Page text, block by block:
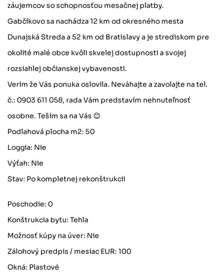
záujemcov so schopnosťou mesačnej platby.
Gabčíkovo sa nachádza 12 km od okresného mesta
Dunajská Streda a 52 km od Bratislavy a je strediskom pre
okolité malé obce kvôli skvelej dostupnosti a svojej
rozsiahlej občianskej vybavenosti.
Verím že Vás ponuka oslovila. Neváhajte a zavolajte na tel.
č.: 0903 611 058, rada Vám predstavím nehnuteľnosť
osobne. Teším sa na Vás 😊
Podlahová plocha m2: 50
Loggia: Nie
Výťah: Nie
Stav: Po kompletnej rekonštrukcii
Poschodie: 0
Konštrukcia bytu: Tehla
Možnosť kúpy na úver: Nie
Zálohový predpis / mesiac EUR: 100
Okná: Plastové